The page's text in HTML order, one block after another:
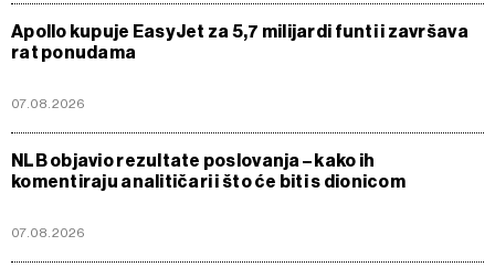
Apollo kupuje EasyJet za 5,7 milijardi funti i završava
rat ponudama
07.08.2026
NLB objavio rezultate poslovanja – kako ih
komentiraju analitičari i što će biti s dionicom
07.08.2026